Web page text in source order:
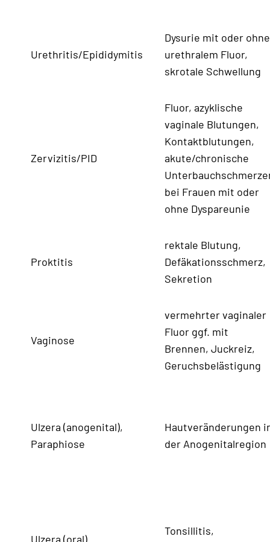
Urethritis/Epididymitis
Dysurie mit oder ohne
urethralem Fluor,
skrotale Schwellung
Zervizitis/PID
Fluor, azyklische
vaginale Blutungen,
Kontaktblutungen,
akute/chronische
bei Frauen mit oder
ohne Dyspareunie
Proktitis
rektale Blutung,
Defäkationsschmerz,
Sekretion
Vaginose
vermehrter vaginaler
Fluor ggf. mit
Brennen, Juckreiz,
Geruchsbelästigung
Ulzera (anogenital),
Paraphiose
Hautveränderungen
der Anogenitalregion
Ulzera (oral)
Tonsillitis,